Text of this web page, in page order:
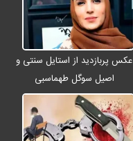
عکس پربازدید از استایل سنتی و
اصیل سوگل طهماسبی